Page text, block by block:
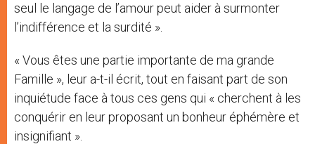
seul le langage de l’amour peut aider à surmonter
l’indifférence et la surdité ».
« Vous êtes une partie importante de ma grande
Famille », leur a-t-il écrit, tout en faisant part de son
inquiétude face à tous ces gens qui « cherchent à les
conquérir en leur proposant un bonheur éphémère et
insignifiant ».